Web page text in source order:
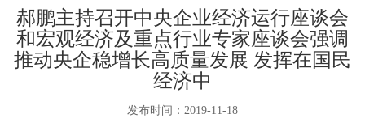
郝鹏主持召开中央企业经济运行座谈会
和宏观经济及重点行业专家座谈会强调
推动央企稳增长高质量发展 发挥在国民
经济中
发布时间： 2019-11-18